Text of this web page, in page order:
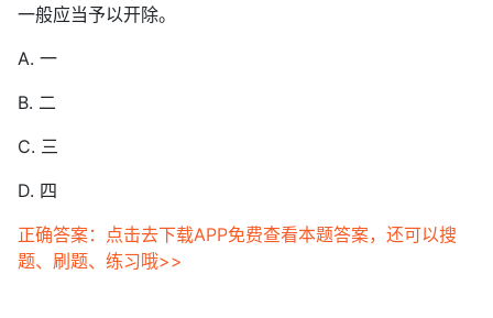
一般应当予以开除。
A. 一
B. 二
C. 三
D. 四
正确答案：点击去下载APP免费查看本题答案，还可以搜
题、刷题、练习哦>>